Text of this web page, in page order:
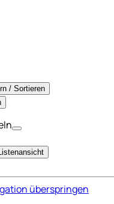
/ Sortieren
Listenansicht
überspringen